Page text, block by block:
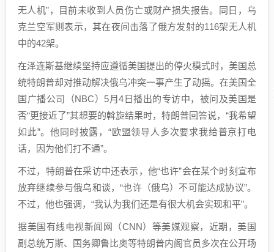
无人机”，目前未收到人员伤亡或财产损失报告。同日，乌
克兰空军则表示，其在夜间击落了俄方发射的116架无人机
中的42架。
在泽连斯基继续坚持应遵循美国提出的停火模式时，美国总
统特朗普却对推动解决俄乌冲突一事产生了动摇。在美国全
国广播公司（NBC）5月4日播出的专访中，被问及美国是
否“更接近了”其想要的斡旋结果时，特朗普回答说，“我希望
如此”。他同时披露，“欧盟领导人多次要求我给普京打电
话，因为他们打不通”。
不过，特朗普在采访中还表示，他“也许”会在某个时刻宣布
放弃继续参与俄乌和谈，“也许（俄乌）不可能达成协议”。
不过，他也强调，“我认为我们还是有很大机会实现和平”。
据美国有线电视新闻网（CNN）等美媒观察，近期，美国
副总统万斯、国务卿鲁比奥等特朗普内阁官员多次在公开场